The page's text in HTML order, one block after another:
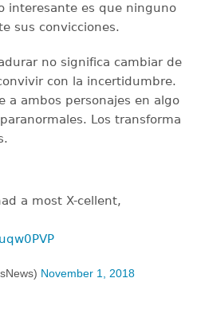
interesante es que ninguno
sus convicciones.
no significa cambiar de
con la incertidumbre.
a ambos personajes en algo
Los transforma
a most X-cellent,
November 1, 2018